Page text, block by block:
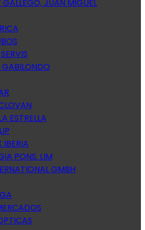
GALLEGO, JUAN MIGUEL
GABILONDO
ESTRELLA
IBERIA
PONS. LIM
GMBH